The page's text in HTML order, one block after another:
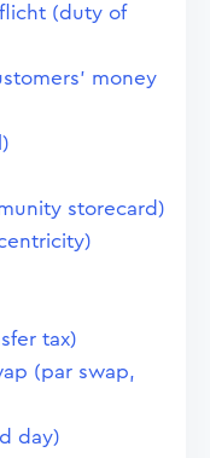
(duty of
money
storecard)
tax)
(par swap,
day)